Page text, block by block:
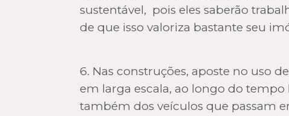
sustentável, pois eles saberão
de que isso valoriza bastante seu
6. Nas construções, aposte no uso de
em larga escala, ao longo do tempo
também dos veículos que passam